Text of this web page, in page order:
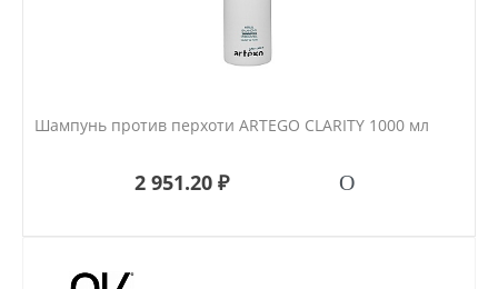
Шампунь против перхоти ARTEGO CLARITY 1000 мл
2 951.20 ₽